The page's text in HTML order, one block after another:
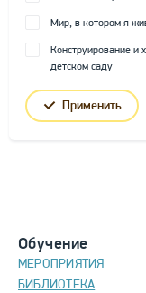
Мир, в котором я
Конструирование и
детском саду
Применить
Обучение
МЕРОПРИЯТИЯ
БИБЛИОТЕКА